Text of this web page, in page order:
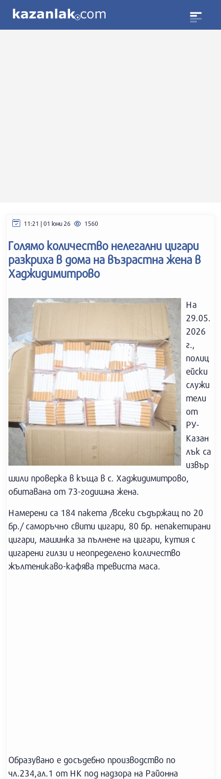
11:21 | 01 юни 26 1560
Голямо количество нелегални цигари
разкриха в дома на възрастна жена в
Хаджидимитрово
На
29.05.
2026
г.,
полиц
ейски
служи
тели
от
РУ-
Казан
лък са
извър
шили проверка в къща в с. Хаджидимитрово,
обитавана от 73-годишна жена.
Намерени са 184 пакета /всеки съдържащ по 20
бр./ саморъчно свити цигари, 80 бр. непакетирани
цигари, машинка за пълнене на цигари, кутия с
цигарени гилзи и неопределено количество
жълтеникаво-кафява тревиста маса.
Образувано е досъдебно производство по
чл.234,ал.1 от НК под надзора на Районна